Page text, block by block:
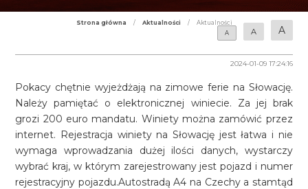
Strona główna / Aktualności /
Aktualności
A
A A
2024-01-09 17:24:16
Pokacy chętnie wyjeżdżają na zimowe ferie na Słowację.
Należy pamiętać o elektronicznej winiecie. Za jej brak
grozi 200 euro mandatu. Winiety można zamówić przez
internet. Rejestracja winiety na Słowację jest łatwa i nie
wymaga wprowadzania dużej ilości danych, wystarczy
wybrać kraj, w którym zarejestrowany jest pojazd i numer
rejestracyjny pojazdu.Autostradą A4 na Czechy a stamtąd